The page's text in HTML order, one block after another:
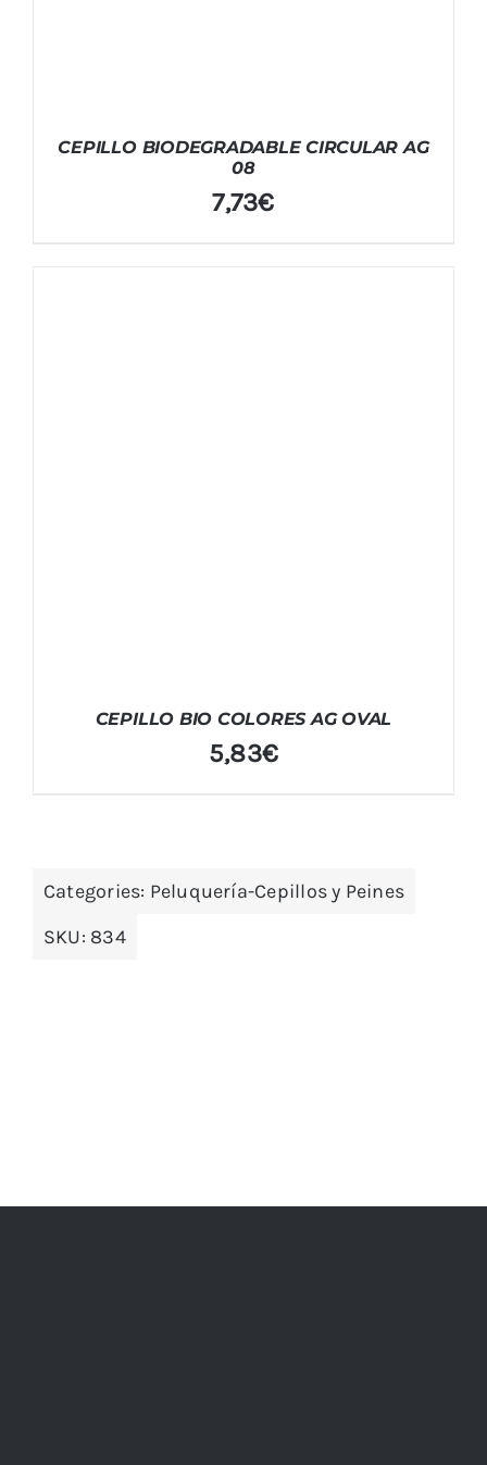
CEPILLO BIODEGRADABLE CIRCULAR AG
08
7,73€
CEPILLO BIO COLORES AG OVAL
5,83€
Categories: Peluquería-Cepillos y Peines
SKU: 834